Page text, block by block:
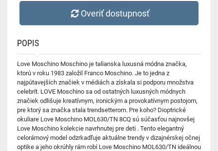
Overiť dostupnosť
POPIS
Love Moschino Moschino je talianska luxusná módna značka,
ktorú v roku 1983 založil Franco Moschino. Je to jedna z
najpútavejších značiek v médiách a získala si podporu množstva
celebrít. LOVE Moschino sa od ostatných luxusných módnych
značiek odlišuje kreatívnym, ironickým a provokatívnym postojom,
pre ktorý sa značka stala trendsetterom. Pre koho? Dioptrické
okuliare Love Moschino MOL630/TN 8CQ sú súčasťou najnovšej
Love Moschino kolekcie navrhnutej pre deti . Tento elegantný
celorámový model odzrkadľuje aktuálne trendy v dizajnérskej očnej
optike a jeho okrúhly rám robí Love Moschino MOL630/TN ideálnou